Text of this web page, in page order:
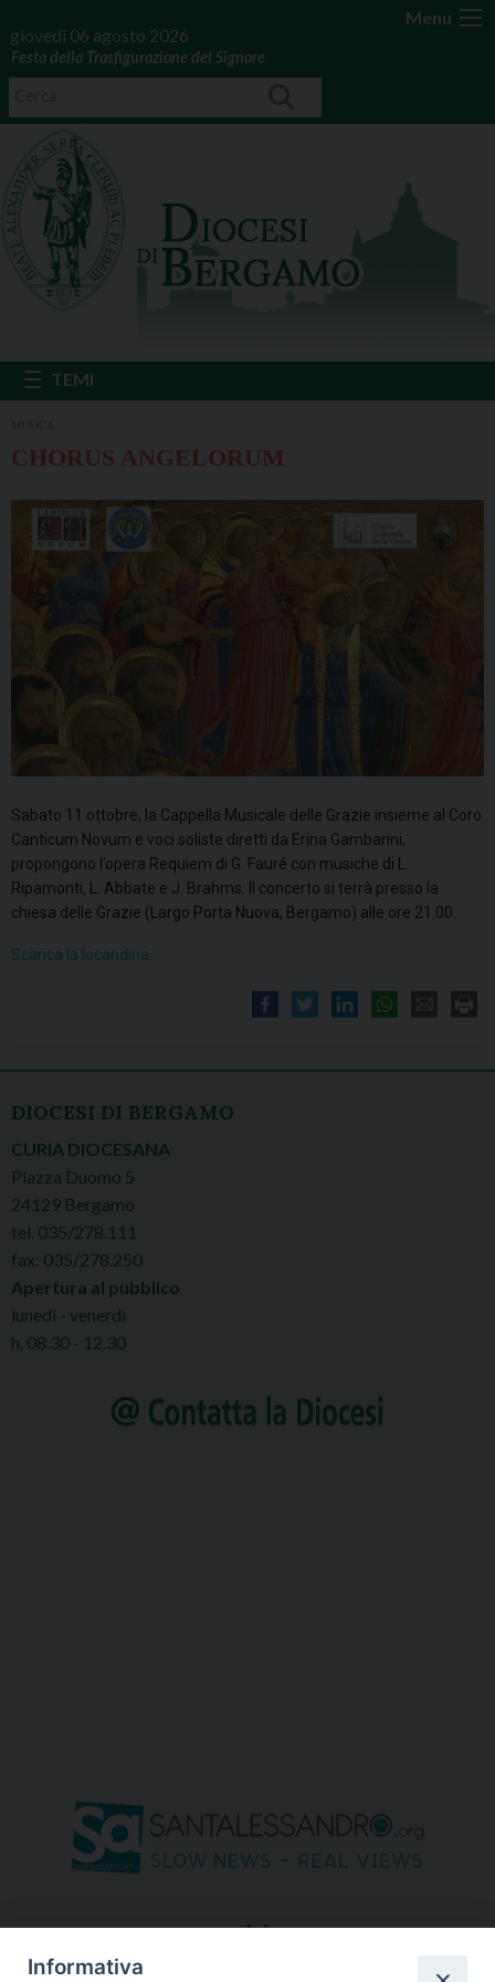
Menu
giovedì 06 agosto 2026
Festa della Trasfigurazione del Signore
CHORUS ANGELORUM
Sabato 11 ottobre, la Cappella Musicale delle Grazie insieme al Coro
Canticum Novum e voci soliste diretti da Erina Gambarini,
propongono l’opera Requiem di G. Fauré con musiche di L.
Ripamonti, L. Abbate e J. Brahms. Il concerto si terrà presso la
chiesa delle Grazie (Largo Porta Nuova, Bergamo) alle ore 21.00.
Scarica la locandina
DIOCESI DI BERGAMO
CURIA DIOCESANA
Piazza Duomo 5
24129 Bergamo
tel. 035/278.111
fax: 035/278.250
Apertura al pubblico
lunedì - venerdì
h. 08.30 - 12.30
seguici su
Informativa